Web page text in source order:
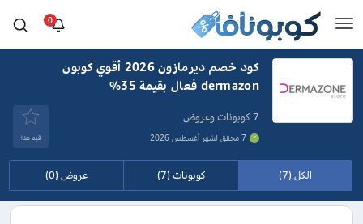
0
كود خصم ديرمازون 2026 أقوي كوبون
dermazon فعال بقيمة 35%
7 كوبونات وعروض
7 محقق لشهر أغسطس 2026 قيَم هذا
الكل (7) كوبونات (7) عروض (0)